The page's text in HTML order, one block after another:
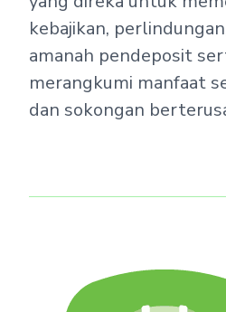
kebajikan,
amanah pendeposit
merangkumi manfaat
dan sokongan